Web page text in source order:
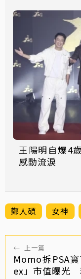
王陽明自爆4
感動流淚
鄭人碩 女神
← 上一篇
Momo拆PSA
ex」市值曝光